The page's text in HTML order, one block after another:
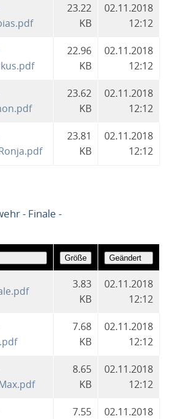
23.22
KB
02.11.2018
12:12
22.96
KB
02.11.2018
12:12
23.62
KB
02.11.2018
12:12
23.81
KB
02.11.2018
12:12
- Finale -
3.83
KB
02.11.2018
12:12
7.68
KB
02.11.2018
12:12
8.65
KB
02.11.2018
12:12
7.55
02.11.2018